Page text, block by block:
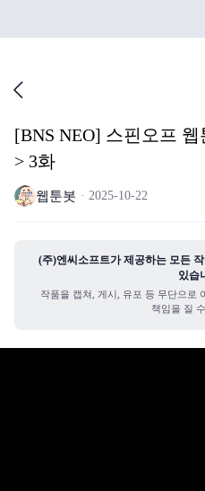
[BNS NEO] 스핀오프
> 3화
웹툰봇 2025-10-22
(주)엔씨소프트가 제공하는 모든
있습
작품을 캡쳐, 게시, 유포 등 무단으로
책임을 질